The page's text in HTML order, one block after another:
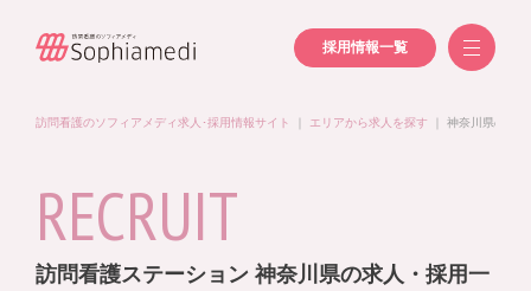
採用情報一覧
訪問看護のソフィアメディ求人･採用情報サイト エリアから求人を探す 神奈川県の求
RECRUIT
訪問看護ステーション 神奈川県の求人・採用一